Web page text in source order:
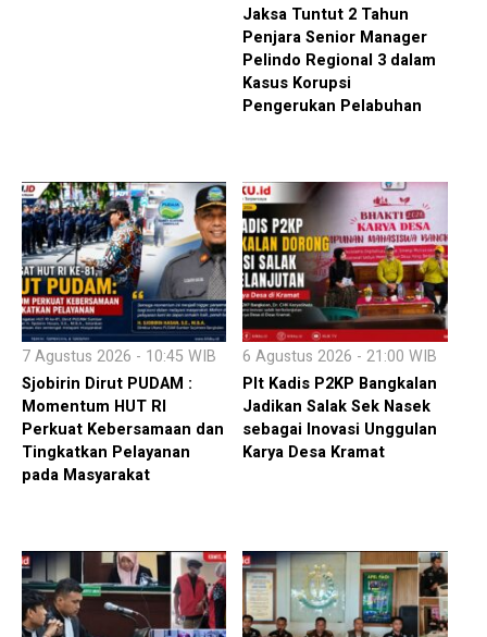
Jaksa Tuntut 2 Tahun
Penjara Senior Manager
Pelindo Regional 3 dalam
Kasus Korupsi
Pengerukan Pelabuhan
7 Agustus 2026 - 10:45 WIB
Sjobirin Dirut PUDAM :
Momentum HUT RI
Perkuat Kebersamaan dan
Tingkatkan Pelayanan
pada Masyarakat
6 Agustus 2026 - 21:00 WIB
Plt Kadis P2KP Bangkalan
Jadikan Salak Sek Nasek
sebagai Inovasi Unggulan
Karya Desa Kramat